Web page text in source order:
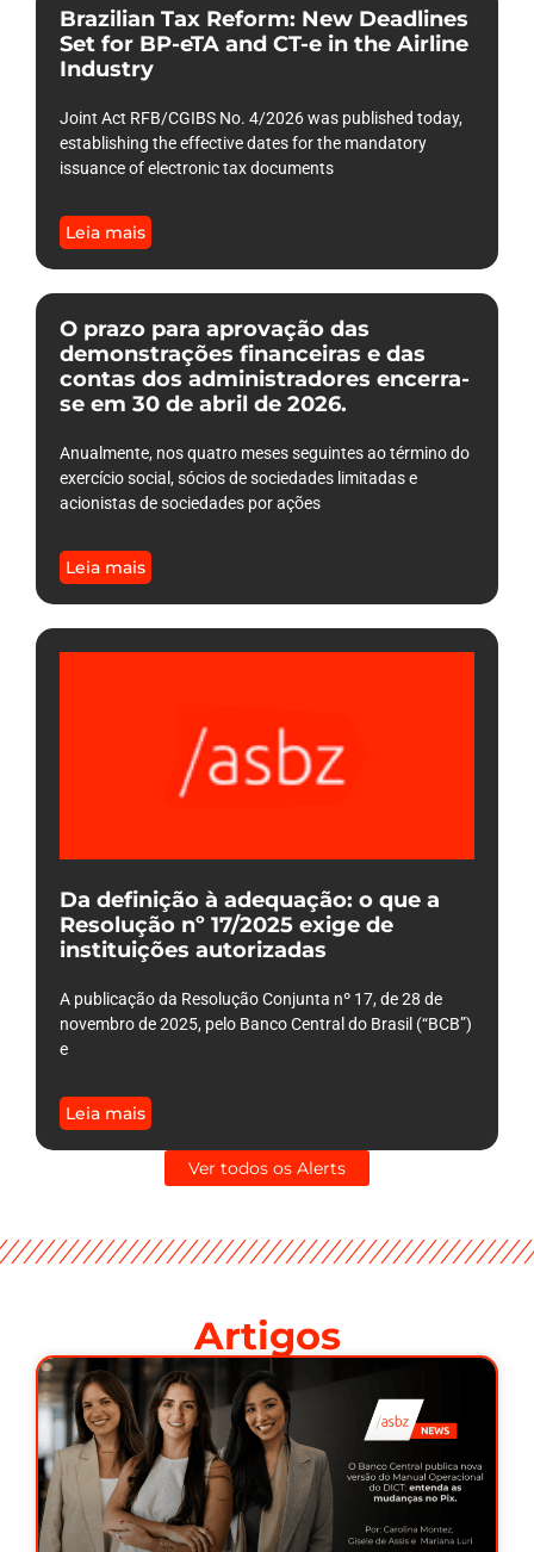
Brazilian Tax Reform: New Deadlines
Set for BP-eTA and CT-e in the Airline
Industry
Joint Act RFB/CGIBS No. 4/2026 was published today,
establishing the effective dates for the mandatory
issuance of electronic tax documents
Leia mais
O prazo para aprovação das
demonstrações financeiras e das
contas dos administradores encerra-
se em 30 de abril de 2026.
Anualmente, nos quatro meses seguintes ao término do
exercício social, sócios de sociedades limitadas e
acionistas de sociedades por ações
Leia mais
Da definição à adequação: o que a
Resolução nº 17/2025 exige de
instituições autorizadas
A publicação da Resolução Conjunta nº 17, de 28 de
novembro de 2025, pelo Banco Central do Brasil (“BCB”)
e
Leia mais
Ver todos os Alerts
Artigos